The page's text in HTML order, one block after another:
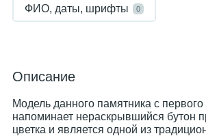
ФИО, даты, шрифты 0
Описание
Модель данного памятника с первого
напоминает нераскрывшийся бутон
цветка и является одной из